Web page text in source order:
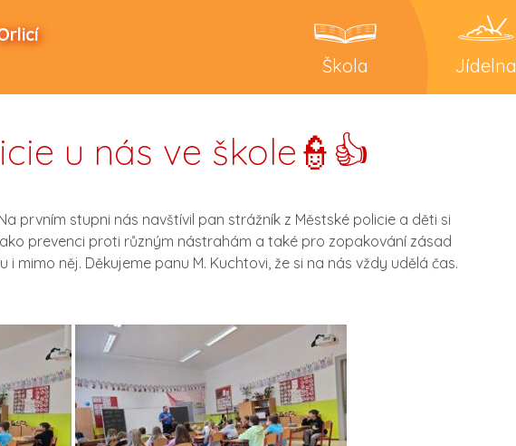
Škola Jídelna
u nás ve škole👮👍
prvním stupni nás navštívil pan strážník z Městské policie a děti si
prevenci proti různým nástrahám a také pro zopakování zásad
mimo něj. Děkujeme panu M. Kuchtovi, že si na nás vždy udělá čas.